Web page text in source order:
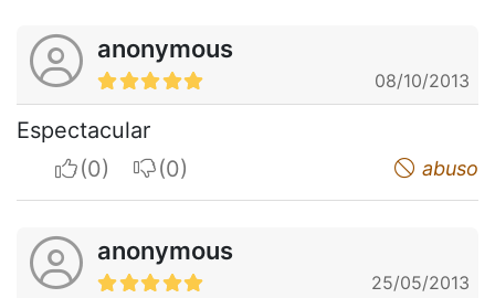
anonymous
08/10/2013
Espectacular
I apreciateI do not appreciate abuso
anonymous
25/05/2013